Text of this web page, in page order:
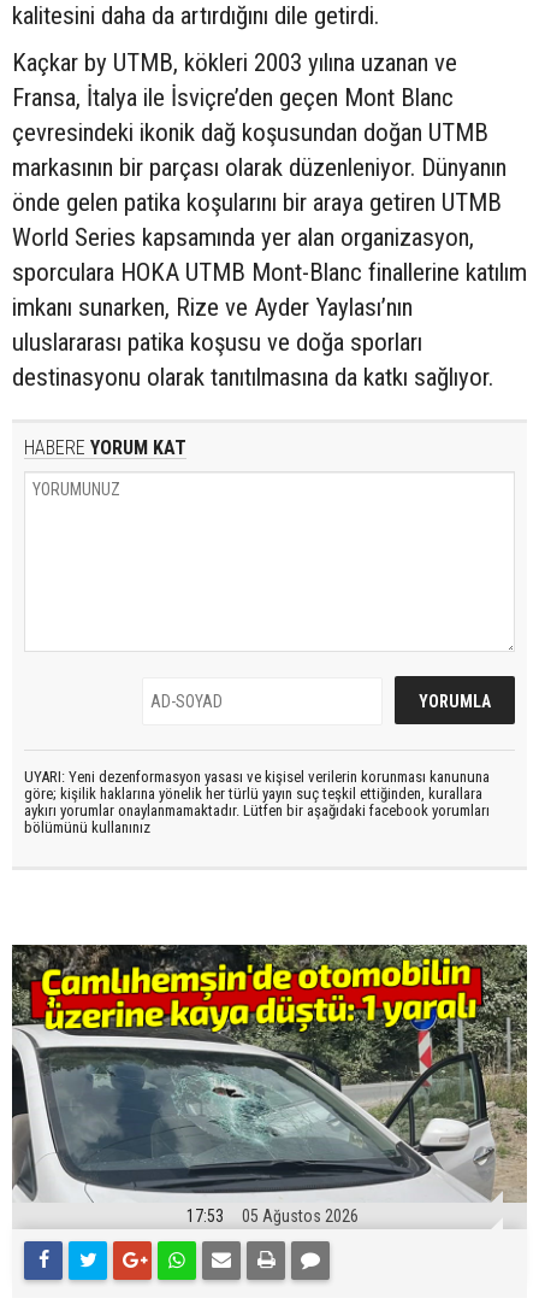
kalitesini daha da artırdığını dile getirdi.
Kaçkar by UTMB, kökleri 2003 yılına uzanan ve
Fransa, İtalya ile İsviçre’den geçen Mont Blanc
çevresindeki ikonik dağ koşusundan doğan UTMB
markasının bir parçası olarak düzenleniyor. Dünyanın
önde gelen patika koşularını bir araya getiren UTMB
World Series kapsamında yer alan organizasyon,
sporculara HOKA UTMB Mont-Blanc finallerine katılım
imkanı sunarken, Rize ve Ayder Yaylası’nın
uluslararası patika koşusu ve doğa sporları
destinasyonu olarak tanıtılmasına da katkı sağlıyor.
HABERE YORUM KAT
UYARI: Yeni dezenformasyon yasası ve kişisel verilerin korunması kanununa
göre; kişilik haklarına yönelik her türlü yayın suç teşkil ettiğinden, kurallara
aykırı yorumlar onaylanmamaktadır. Lütfen bir aşağıdaki facebook yorumları
bölümünü kullanınız
17:53 05 Ağustos 2026